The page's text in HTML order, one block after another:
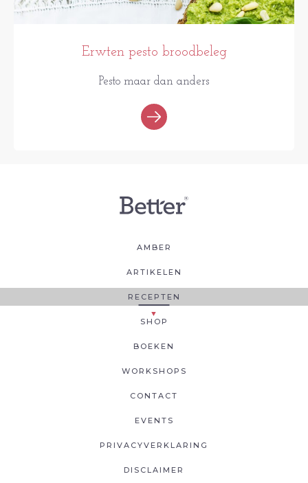
Erwten pesto broodbeleg
Pesto maar dan anders
AMBER
ARTIKELEN
RECEPTEN
SHOP
BOEKEN
WORKSHOPS
CONTACT
EVENTS
PRIVACYVERKLARING
DISCLAIMER